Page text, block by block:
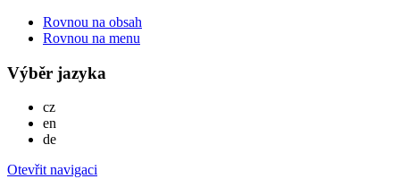
Rovnou na obsah
Rovnou na menu
Výběr jazyka
czČesky
en
deDeutsch
Otevřit navigaci